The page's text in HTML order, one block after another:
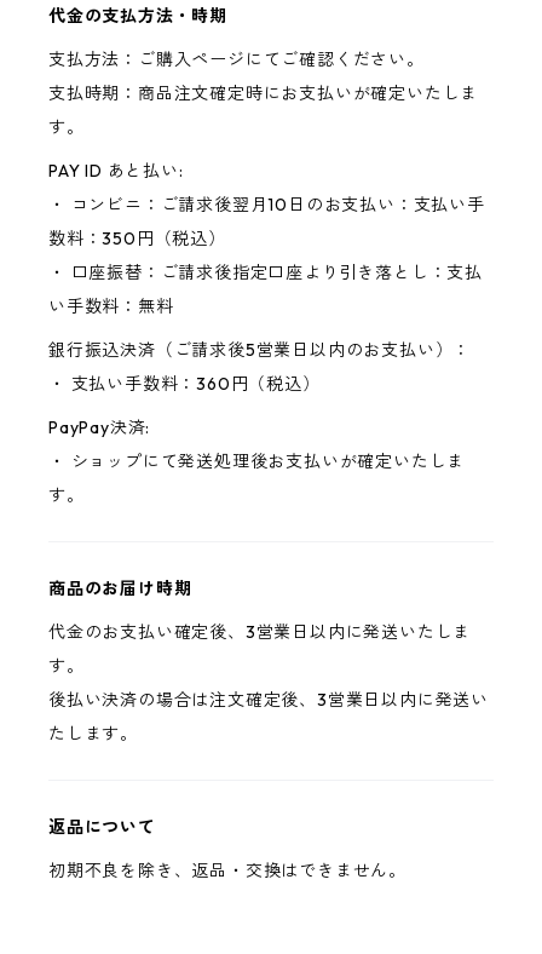
代金の支払方法・時期
支払方法：ご購入ページにてご確認ください。
支払時期：商品注文確定時にお支払いが確定いたしま
す。
PAY ID あと払い:
・ コンビニ：ご請求後翌月10日のお支払い：支払い手
数料：350円（税込）
・ 口座振替：ご請求後指定口座より引き落とし：支払
い手数料：無料
銀行振込決済（ご請求後5営業日以内のお支払い）：
・ 支払い手数料：360円（税込）
PayPay決済:
・ ショップにて発送処理後お支払いが確定いたしま
す。
商品のお届け時期
代金のお支払い確定後、3営業日以内に発送いたしま
す。
後払い決済の場合は注文確定後、3営業日以内に発送い
たします。
返品について
初期不良を除き、返品・交換はできません。